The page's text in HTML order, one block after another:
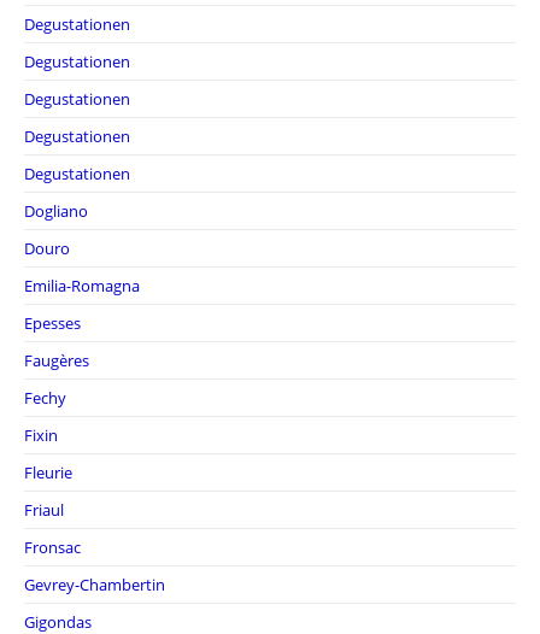
Degustationen
Degustationen
Degustationen
Degustationen
Degustationen
Dogliano
Douro
Emilia-Romagna
Epesses
Faugères
Fechy
Fixin
Fleurie
Friaul
Fronsac
Gevrey-Chambertin
Gigondas